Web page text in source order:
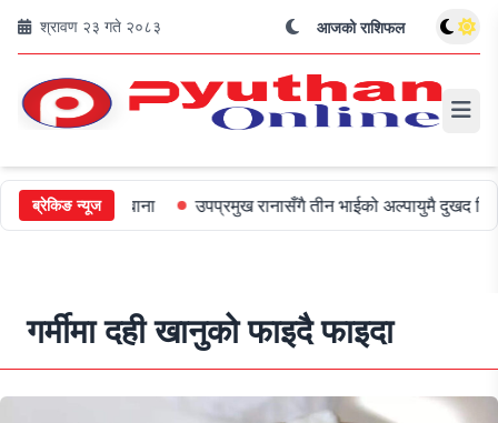
श्रावण २३ गते २०८३ आजको राशिफल
ब्रेकिङ न्यूज
जरिबाना उपप्रमुख रानासँगै तीन भाईको अल्पायुमै दुखद निधन ओली
गर्मीमा दही खानुको फाइदै फाइदा